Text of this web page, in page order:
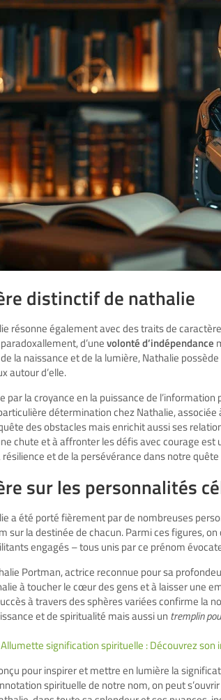
distinctif de nathalie
résonne également avec des traits de
d’unevolonté d’indépendance
la naissance et de la lumière, Nathalie
autour d’elle.
par la croyance en la puissance de
détermination chez Nathalie,
des obstacles mais enrichit aussi ses
chute et à affronter les défis avec courage
résilience et de la persévérance dans notre
sur les personnalités
a été porté fièrement par de nombreuses
sur la destinée de chacun. Parmi ces figures,
engagés – tous unis par ce prénom
Portman, actrice reconnue pour sa
à toucher le cœur des gens et à laisser une
à travers des sphères variées confirme la
et de spiritualité mais aussi un tremplin
Allumette signification spirituelle : Découvrez
pour inspirer et mettre en lumière la
spirituelle de notre nom, on peut